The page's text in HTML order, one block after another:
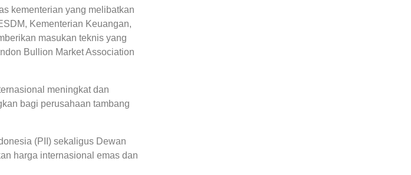
kementerian yang melibatkan
Kementerian Keuangan,
masukan teknis yang
Bullion Market Association
meningkat dan
bagi perusahaan tambang
(PII) sekaligus Dewan
harga internasional emas dan